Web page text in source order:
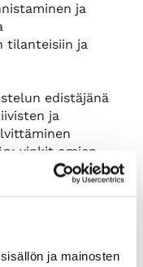
ja mainosten
ja
tilanteisiin ja
edistäjänä
ja
vinkit omien
itsenäisesti ja